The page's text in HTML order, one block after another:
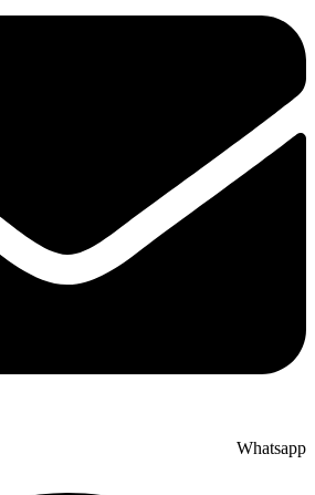
Whatsapp